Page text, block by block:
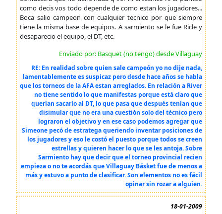
como decis vos todo depende de como estan los jugadores...
Boca salio campeon con cualquier tecnico por que siempre
tiene la misma base de equipos. A sarmiento se le fue Ricle y
desaparecio el equipo, el DT, etc.
Enviado por: Basquet (no tengo) desde Villaguay
RE: En realidad sobre quien sale campeón yo no dije nada,
lamentablemente es suspicaz pero desde hace años se habla
que los torneos de la AFA estan arreglados. En relación a River
no tiene sentido lo que manifestas porque está claro que
querían sacarlo al DT, lo que pasa que después tenían que
disimular que no era una cuestión solo del técnico pero
lograron el objetivo y en ese caso podemos agregar que
Simeone pecó de estratega queriendo inventar posiciones de
los jugadores y eso le costó el puesto porque todos se creen
estrellas y quieren hacer lo que se les antoja. Sobre
Sarmiento hay que decir que el torneo provincial recien
empieza o no te acordás que Villaguay Básket fue de menos a
más y estuvo a punto de clasificar. Son elementos no es fácil
opinar sin rozar a alguien.
18-01-2009